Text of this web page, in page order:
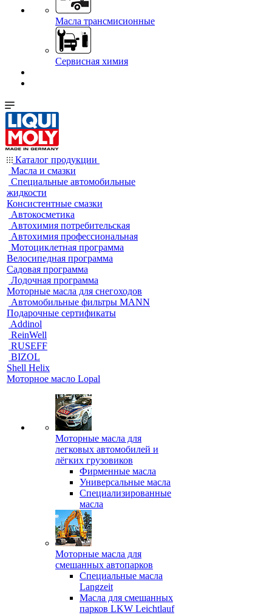
Масла трансмисионные
Сервисная химия
Каталог продукции
Масла и смазки
Специальные автомобильные
жидкости
Консистентные смазки
Автокосметика
Автохимия потребительская
Автохимия профессиональная
Мотоциклетная программа
Велосипедная программа
Садовая программа
Лодочная программа
Моторные масла для снегоходов
Автомобильные фильтры MANN
Подарочные сертификаты
Addinol
ReinWell
RUSEFF
BIZOL
Shell Helix
Моторное масло Lopal
Моторные масла для
легковых автомобилей и
лёгких грузовиков
Фирменные масла
Универсальные масла
Специализированные
масла
Моторные масла для
смешанных автопарков
Специальные масла
Langzeit
Масла для смешанных
парков LKW Leichtlauf